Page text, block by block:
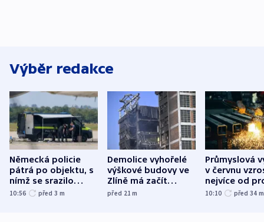
Výběr redakce
Německá policie
pátrá po objektu, s
nímž se srazilo
letadlo u lipského
10:56 před 3 m
Demolice vyhořelé
výškové budovy ve
Zlíně má začít
odpoledne
před 21m
Průmyslová
v červnu
nejvíce od
10:10 před 34 m